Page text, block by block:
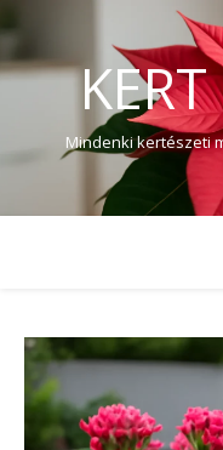
Mindenki kertészeti